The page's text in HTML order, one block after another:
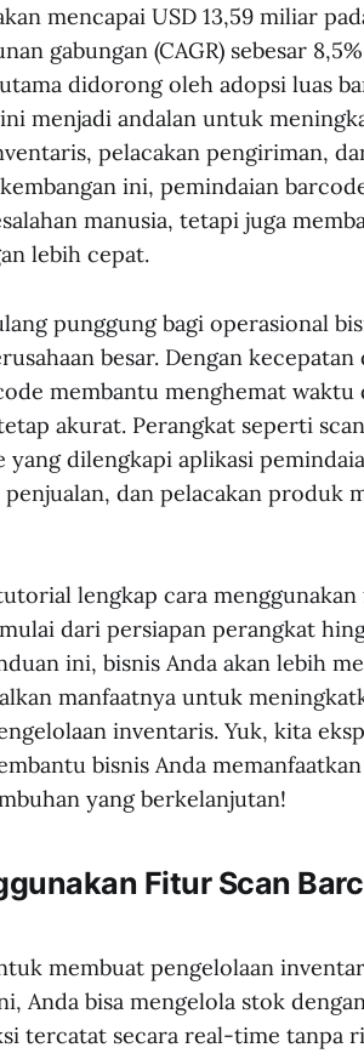
mencapai USD 13,59 miliar
gabungan (CAGR) sebesar
didorong oleh adopsi luas
menjadi andalan untuk
pelacakan pengiriman,
ini, pemindaian
manusia, tetapi juga
lebih cepat.
punggung bagi operasional
besar. Dengan kecepatan
membantu menghemat waktu
akurat. Perangkat seperti
yang dilengkapi aplikasi
dan pelacakan produk
lengkap cara
dari persiapan perangkat
ini, bisnis Anda akan lebih
manfaatnya untuk
inventaris. Yuk, kita
bisnis Anda
yang berkelanjutan!
Fitur Scan
membuat pengelolaan
Anda bisa mengelola stok
tercatat secara real-time tanpa